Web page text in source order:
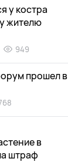
у костра
жителю
949
прошел в
в
штраф